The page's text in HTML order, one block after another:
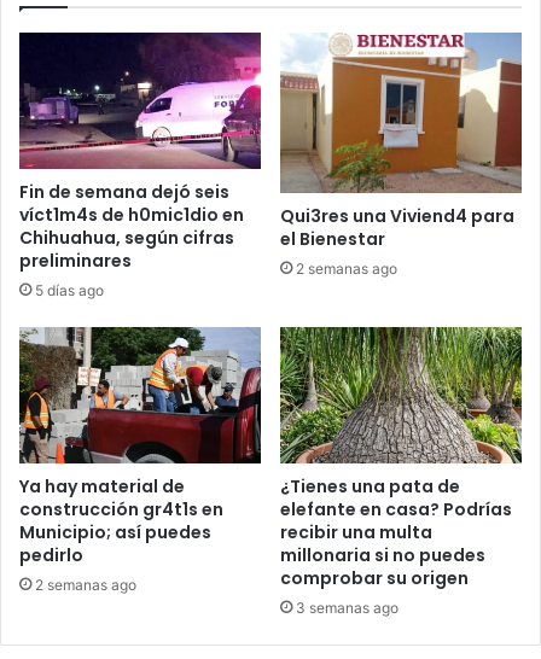
Fin de semana dejó seis
víct1m4s de h0mic1dio en
Chihuahua, según cifras
preliminares
5 días ago
Qui3res una Viviend4 para
el Bienestar
2 semanas ago
Ya hay material de
construcción gr4t1s en
Municipio; así puedes
pedirlo
2 semanas ago
¿Tienes una pata de
elefante en casa? Podrías
recibir una multa
millonaria si no puedes
comprobar su origen
3 semanas ago